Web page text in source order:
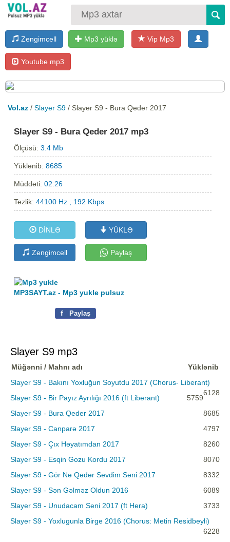
Zengimcell Mp3 yüklə Vip Mp3
Youtube mp3
Vol.az / Slayer S9 / Slayer S9 - Bura Qeder 2017
Slayer S9 - Bura Qeder 2017 mp3
Ölçüsü:3.4 Mb
Yüklənib:8685
Müddəti:02:26
Tezlik:44100 Hz , 192 Kbps
DİNLƏ YÜKLƏ
Zengimcell Paylaş
MP3SAYT.az - Mp3 yukle pulsuz
f Paylaş
Slayer S9 mp3
Müğənni / Mahnı adı
Yüklənib
Slayer S9 - Bakını Yoxluğun Soyutdu 2017 (Chorus- Liberant)
6128
Slayer S9 - Bir Payız Ayrılığı 2016 (ft Liberant)
5759
Slayer S9 - Bura Qeder 2017
8685
Slayer S9 - Canparə 2017
4797
Slayer S9 - Çıx Həyatımdan 2017
8260
Slayer S9 - Esqin Gozu Kordu 2017
8070
Slayer S9 - Gör Nə Qədər Sevdim Səni 2017
8332
Slayer S9 - Sən Gəlməz Oldun 2016
6089
Slayer S9 - Unudacam Seni 2017 (ft Hera)
3733
Slayer S9 - Yoxlugunla Birge 2016 (Chorus: Metin Residbeyli)
6228